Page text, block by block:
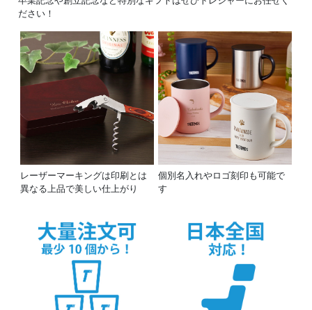
ださい！
レーザーマーキングは印刷とは
異なる上品で美しい仕上がり
個別名入れやロゴ刻印も可能で
す